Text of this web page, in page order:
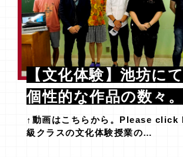
【文化体験】池坊にて
個性的な作品の数々。
↑動画はこちらから。Please click
級クラスの文化体験授業の…